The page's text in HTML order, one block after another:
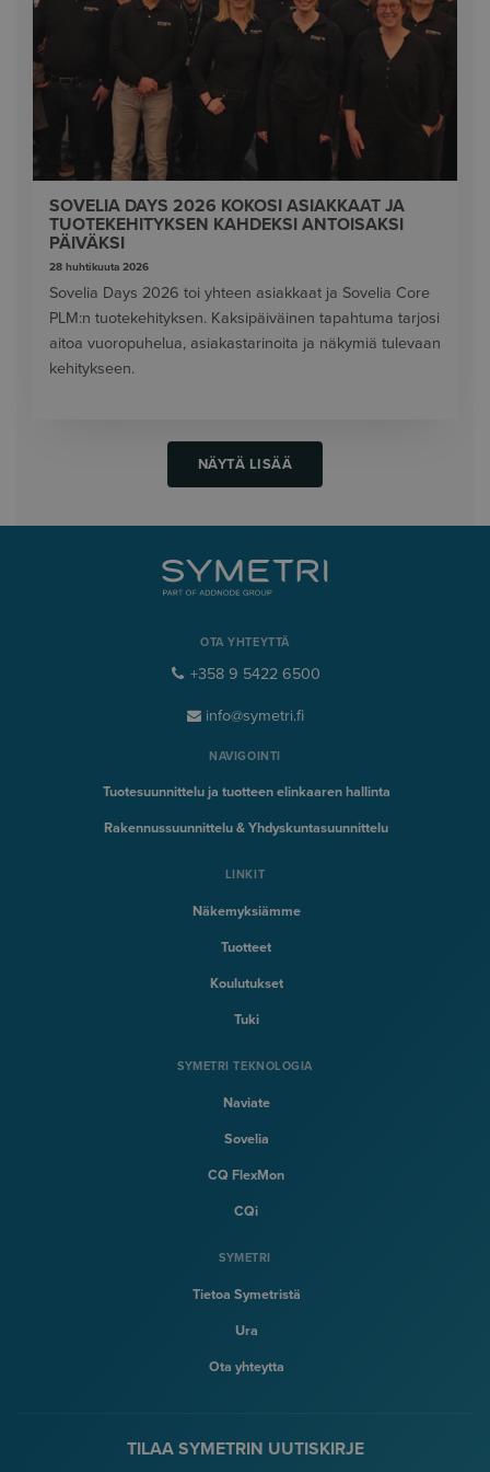
SOVELIA DAYS 2026 KOKOSI ASIAKKAAT JA
TUOTEKEHITYKSEN KAHDEKSI ANTOISAKSI
PÄIVÄKSI
28 huhtikuuta 2026
Sovelia Days 2026 toi yhteen asiakkaat ja Sovelia Core
PLM:n tuotekehityksen. Kaksipäiväinen tapahtuma tarjosi
aitoa vuoropuhelua, asiakastarinoita ja näkymiä tulevaan
kehitykseen.
NÄYTÄ LISÄÄ
OTA YHTEYTTÄ
+358 9 5422 6500
info@symetri.fi
NAVIGOINTI
Tuotesuunnittelu ja tuotteen elinkaaren hallinta
Rakennussuunnittelu & Yhdyskuntasuunnittelu
LINKIT
Näkemyksiämme
Tuotteet
Koulutukset
Tuki
SYMETRI TEKNOLOGIA
Naviate
Sovelia
CQ FlexMon
CQi
SYMETRI
Tietoa Symetristä
Ura
Ota yhteytta
TILAA SYMETRIN UUTISKIRJE